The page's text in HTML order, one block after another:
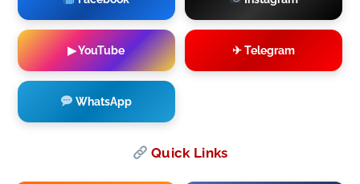
▶ YouTube ✈ Telegram
WhatsApp
Quick Links